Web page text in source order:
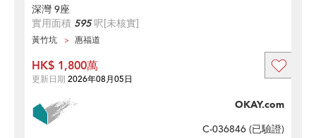
深灣 9座
實用面積 595呎[未核實]
黃竹坑 惠福道
OKAY.com
C-036846 (已驗證)
HK$ 1,800萬
更新日期 2026年08月05日